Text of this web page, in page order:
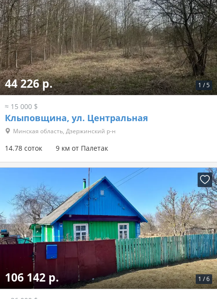
1 /5
44 226 р.
≈ 15 000 $
Клыповщина, ул. Центральная
Минская область, Дзержинский р-н
14.78 соток 9 км от Палетак
1 /6
106 142 р.